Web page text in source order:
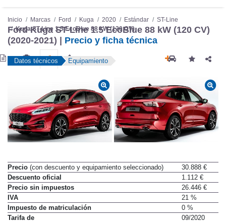
Inicio Marcas Ford Kuga 2020 Estándar
ST-Line
Kuga ST-Line 1.5 EcoBlue 88 kW (120 CV)
Ford Kuga ST-Line 1.5 EcoBlue 88 kW (120 CV)
(2020-2021) | Precio y ficha técnica
Datos técnicos Equipamiento
Precio (con descuento y equipamiento seleccionado)
30.888 €
Descuento oficial
1.112 €
Precio sin impuestos
26.446 €
IVA
21 %
Impuesto de matriculación
0 %
Tarifa de
09/2020